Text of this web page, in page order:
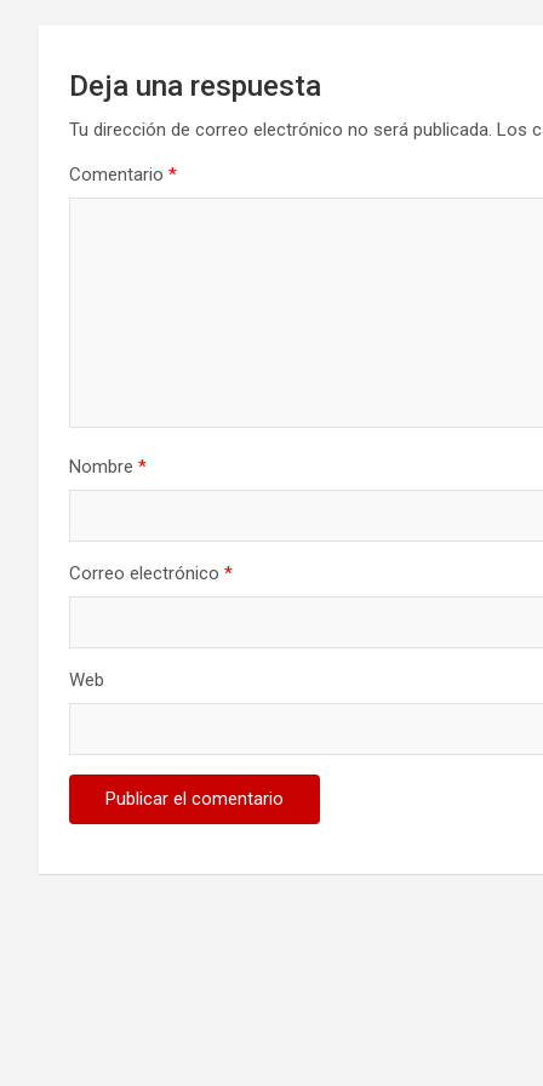
Deja una respuesta
Tu dirección de correo electrónico no será publicada. Los
Comentario *
Nombre *
Correo electrónico *
Web